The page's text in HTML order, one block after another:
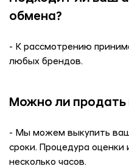
обмена?
- К рассмотрению
любых брендов.
Можно ли продать
- Мы можем выкупить
сроки. Процедура оценки
несколько часов.